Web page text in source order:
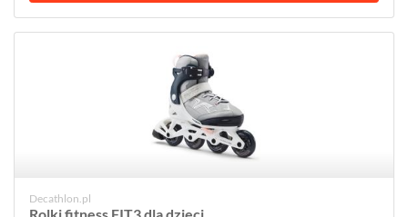
Decathlon.pl